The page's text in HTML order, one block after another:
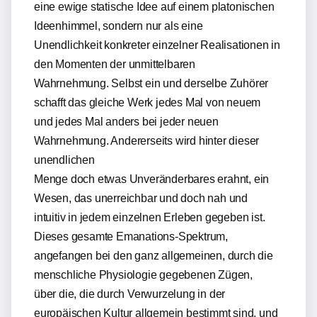
eine ewige statische Idee auf einem platonischen
Ideenhimmel, sondern nur als eine
Unendlichkeit konkreter einzelner Realisationen in
den Momenten der unmittelbaren
Wahrnehmung. Selbst ein und derselbe Zuhörer
schafft das gleiche Werk jedes Mal von neuem
und jedes Mal anders bei jeder neuen
Wahrnehmung. Andererseits wird hinter dieser
unendlichen
Menge doch etwas Unveränderbares erahnt, ein
Wesen, das unerreichbar und doch nah und
intuitiv in jedem einzelnen Erleben gegeben ist.
Dieses gesamte Emanations-Spektrum,
angefangen bei den ganz allgemeinen, durch die
menschliche Physiologie gegebenen Zügen,
über die, die durch Verwurzelung in der
europäischen Kultur allgemein bestimmt sind, und